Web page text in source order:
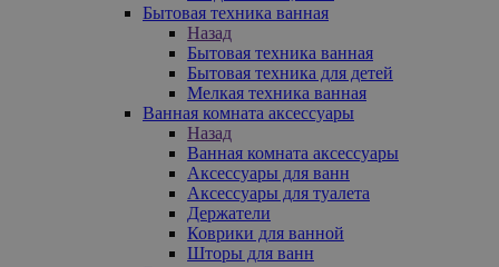
Бытовая техника ванная
Назад
Бытовая техника ванная
Бытовая техника для детей
Мелкая техника ванная
Ванная комната аксессуары
Назад
Ванная комната аксессуары
Аксессуары для ванн
Аксессуары для туалета
Держатели
Коврики для ванной
Шторы для ванн